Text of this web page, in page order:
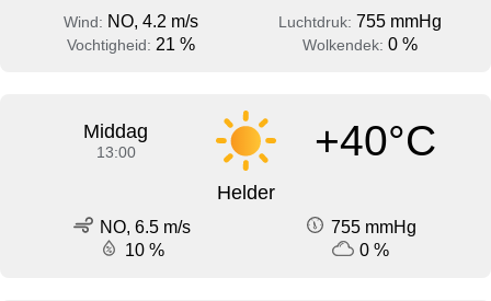
Wind: NO, 4.2 m/s Luchtdruk: 755 mmHg
Vochtigheid: 21 % Wolkendek: 0 %
Middag
13:00 +40°C
Helder
NO, 6.5 m/s
755 mmHg
10 %
0 %